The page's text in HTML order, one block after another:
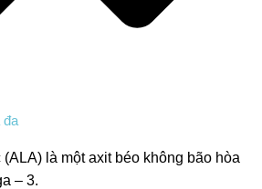
đa
là một axit béo không bão hòa
– 3.